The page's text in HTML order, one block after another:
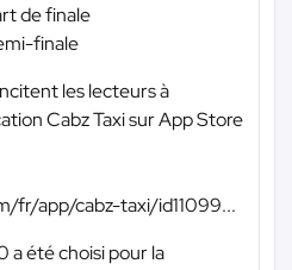
de finale
finale
les lecteurs à
Cabz Taxi sur App Store
fr/app/cabz-taxi/id11099...
été choisi pour la